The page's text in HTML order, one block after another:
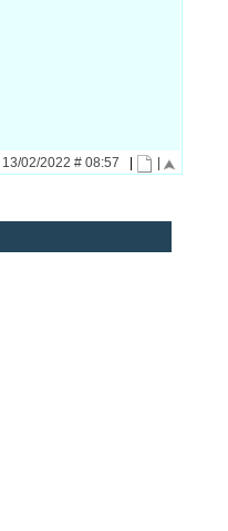
13/02/2022 # 08:57